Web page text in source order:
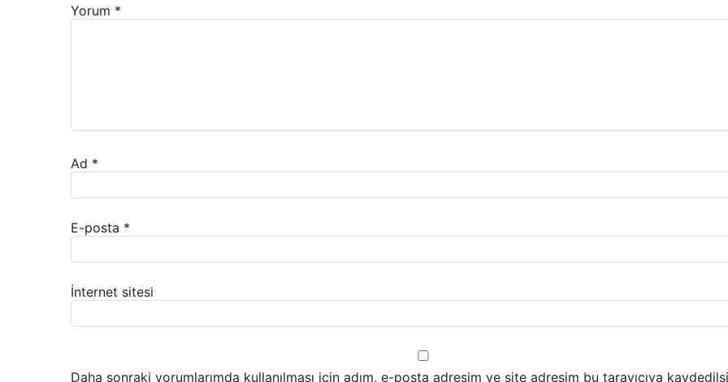
Yorum *
Ad *
E-posta *
İnternet sitesi
Daha sonraki yorumlarımda kullanılması için adım, e-posta adresim ve site adresim bu tarayıcıya